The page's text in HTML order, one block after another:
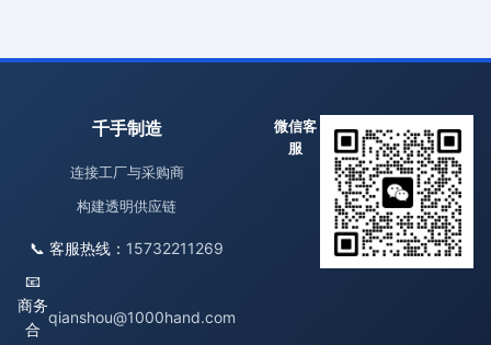
千手制造
连接工厂与采购商
构建透明供应链
📞 客服热线： 15732211269
📧
商务
合
qianshou@1000hand.com
微信客
服